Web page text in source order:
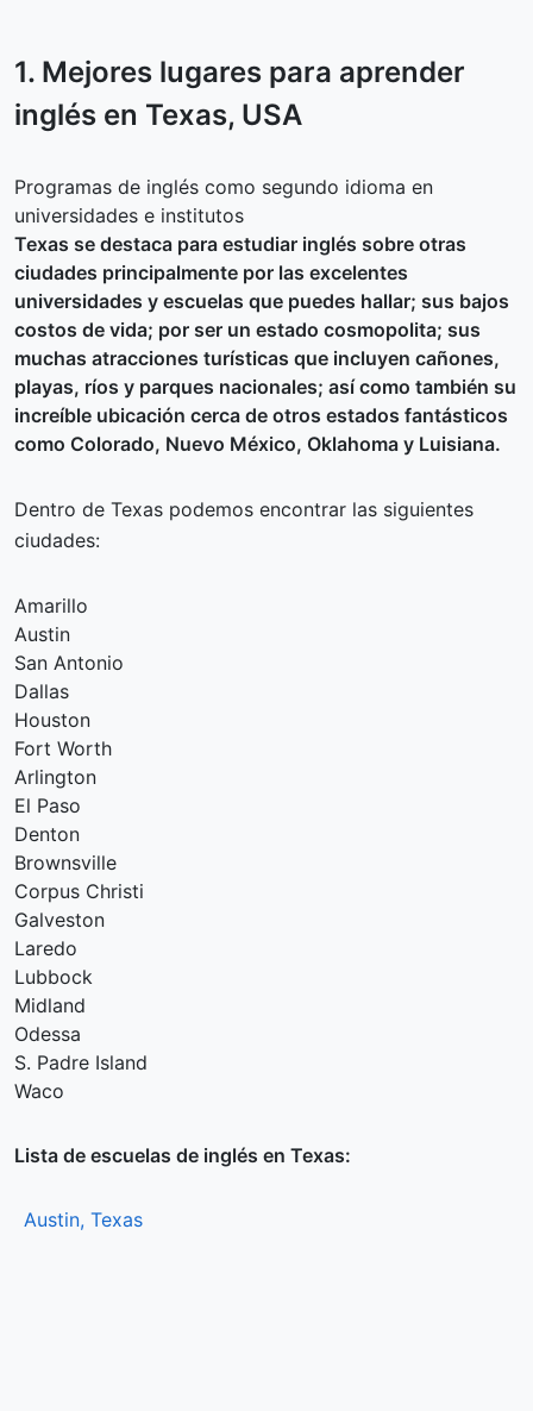
1. Mejores lugares para aprender
inglés en Texas, USA
Programas de inglés como segundo idioma en
universidades e institutos
Texas se destaca para estudiar inglés sobre otras
ciudades principalmente por las excelentes
universidades y escuelas que puedes hallar; sus bajos
costos de vida; por ser un estado cosmopolita; sus
muchas atracciones turísticas que incluyen cañones,
playas, ríos y parques nacionales; así como también su
increíble ubicación cerca de otros estados fantásticos
como Colorado, Nuevo México, Oklahoma y Luisiana.
Dentro de Texas podemos encontrar las siguientes
ciudades:
Amarillo
Austin
San Antonio
Dallas
Houston
Fort Worth
Arlington
El Paso
Denton
Brownsville
Corpus Christi
Galveston
Laredo
Lubbock
Midland
Odessa
S. Padre Island
Waco
Lista de escuelas de inglés en Texas:
Austin, Texas